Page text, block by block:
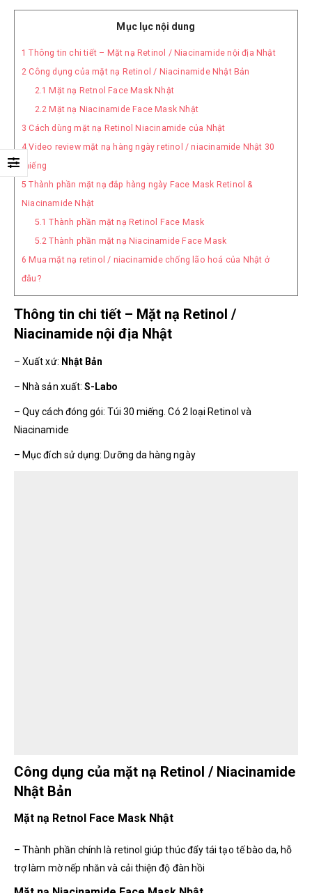
Mục lục nội dung
1 Thông tin chi tiết – Mặt nạ Retinol / Niacinamide nội địa Nhật
2 Công dụng của mặt nạ Retinol / Niacinamide Nhật Bản
2.1 Mặt nạ Retnol Face Mask Nhật
2.2 Mặt nạ Niacinamide Face Mask Nhật
3 Cách dùng mặt nạ Retinol Niacinamide của Nhật
4Video review mặt nạ hàng ngày retinol / niacinamide Nhật 30
miếng
5 Thành phần mặt nạ đắp hàng ngày Face Mask Retinol &
Niacinamide Nhật
5.1 Thành phần mặt nạ Retinol Face Mask
5.2 Thành phần mặt nạ Niacinamide Face Mask
6 Mua mặt nạ retinol / niacinamide chống lão hoá của Nhật ở
đâu?
Thông tin chi tiết – Mặt nạ Retinol /
Niacinamide nội địa Nhật
– Xuất xứ: Nhật Bản
– Nhà sản xuất:S-Labo
– Quy cách đóng gói: Túi 30 miếng. Có 2 loại Retinol và
Niacinamide
– Mục đích sử dụng: Dưỡng da hàng ngày
Công dụng của mặt nạ Retinol / Niacinamide
Nhật Bản
Mặt nạ Retnol Face Mask Nhật
– Thành phần chính là retinol giúp thúc đẩy tái tạo tế bào da, hỗ
trợ làm mờ nếp nhăn và cải thiện độ đàn hồi